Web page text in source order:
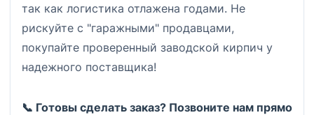
так как логистика отлажена годами. Не
рискуйте с "гаражными" продавцами,
покупайте проверенный заводской кирпич у
надежного поставщика!
📞 Готовы сделать заказ? Позвоните нам прямо